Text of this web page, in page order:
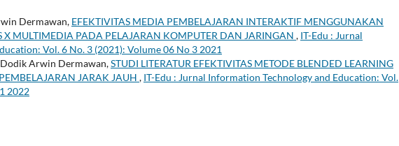
Dermawan, EFEKTIVITAS MEDIA PEMBELAJARAN INTERAKTIF MENGGUNAKAN
X MULTIMEDIA PADA PELAJARAN KOMPUTER DAN JARINGAN , IT-Edu : Jurnal
Vol. 6 No. 3 (2021): Volume 06 No 3 2021
Arwin Dermawan,STUDI LITERATUR EFEKTIVITAS METODE BLENDED LEARNING
JARAK JAUH , IT-Edu : Jurnal Information Technology and Education: Vol.
2022